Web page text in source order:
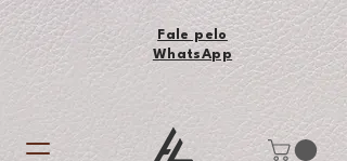
Fale pelo
WhatsApp